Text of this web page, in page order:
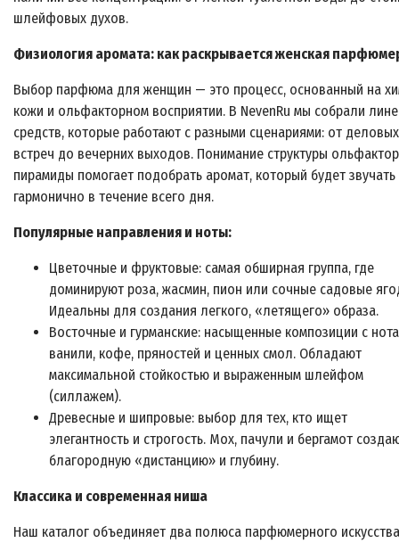
шлейфовых духов.
Физиология аромата: как раскрывается женская
Выбор парфюма для женщин — это процесс, основанный на
кожи и ольфакторном восприятии. В NevenRu мы собрали
средств, которые работают с разными сценариями: от деловых
встреч до вечерних выходов. Понимание структуры
пирамиды помогает подобрать аромат, который будет звучать
гармонично в течение всего дня.
Популярные направления и ноты:
Цветочные и фруктовые: самая обширная группа, где
доминируют роза, жасмин, пион или сочные садовые
Идеальны для создания легкого, «летящего» образа.
Восточные и гурманские: насыщенные композиции с
ванили, кофе, пряностей и ценных смол. Обладают
максимальной стойкостью и выраженным шлейфом
(силлажем).
Древесные и шипровые: выбор для тех, кто ищет
элегантность и строгость. Мох, пачули и бергамот
благородную «дистанцию» и глубину.
Классика и современная ниша
Наш каталог объединяет два полюса парфюмерного